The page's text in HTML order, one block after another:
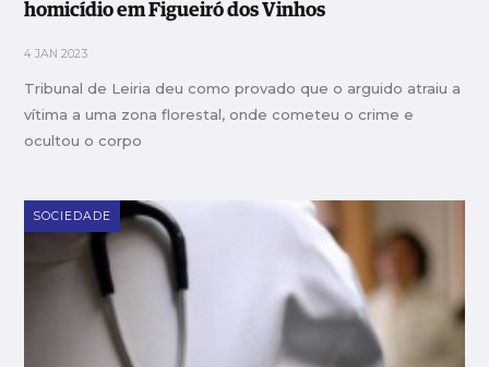
homicídio em Figueiró dos Vinhos
4 JAN 2023
Tribunal de Leiria deu como provado que o arguido atraiu a
vítima a uma zona florestal, onde cometeu o crime e
ocultou o corpo
SOCIEDADE